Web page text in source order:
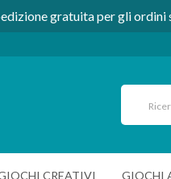
gratuita per gli ordini
CREATIVI GIOCHI